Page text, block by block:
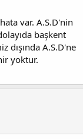
var. A.S.D'nin
başkent
dışında A.S.D'ne
yoktur.